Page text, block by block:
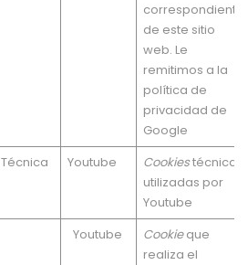
correspondiente
de este sitio
web. Le
remitimos a la
política de
privacidad de
Google
Técnica Youtube Cookiestécnicas
utilizadas por
Youtube
Youtube Cookieque
realiza el